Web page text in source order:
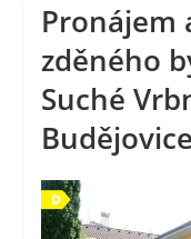
Pronájem
zděného
Suché
Budějovice